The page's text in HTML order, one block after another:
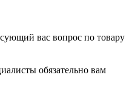
вас вопрос по товару
обязательно вам